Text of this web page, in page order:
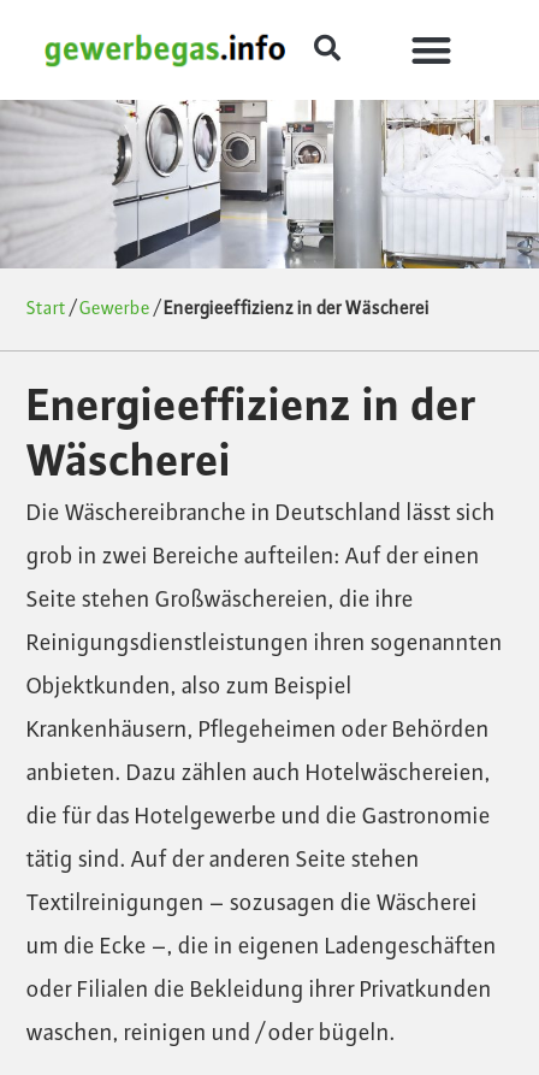
Start /Gewerbe / Energieeffizienz in der Wäscherei
Energieeffizienz in der
Wäscherei
Die Wäschereibranche in Deutschland lässt sich
grob in zwei Bereiche aufteilen: Auf der einen
Seite stehen Großwäschereien, die ihre
Reinigungsdienstleistungen ihren sogenannten
Objektkunden, also zum Beispiel
Krankenhäusern, Pflegeheimen oder Behörden
anbieten. Dazu zählen auch Hotelwäschereien,
die für das Hotelgewerbe und die Gastronomie
tätig sind. Auf der anderen Seite stehen
Textilreinigungen – sozusagen die Wäscherei
um die Ecke –, die in eigenen Ladengeschäften
oder Filialen die Bekleidung ihrer Privatkunden
waschen, reinigen und / oder bügeln.